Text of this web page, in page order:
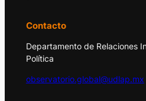
Contacto
Departamento de Relaciones
Política
observatorio.global@udlap.mx